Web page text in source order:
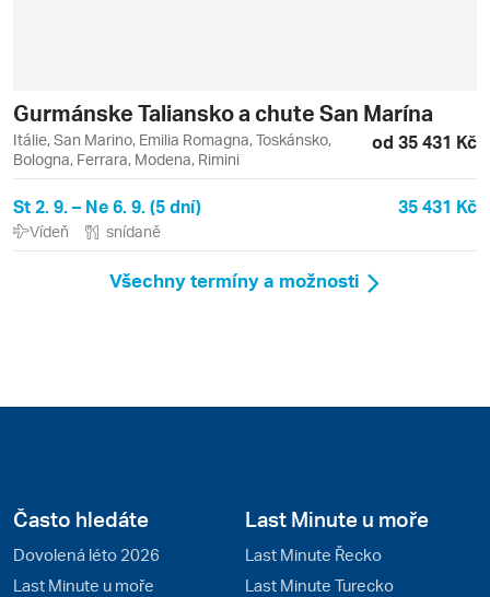
Gurmánske Taliansko a chute San Marína
Itálie, San Marino, Emilia Romagna, Toskánsko,
Bologna, Ferrara, Modena, Rimini
od 35 431 Kč
St 2. 9. – Ne 6. 9. (5 dní) 35 431 Kč
Vídeň snídaně
Všechny termíny a možnosti
Často hledáte
Dovolená léto 2026
Last Minute u moře
Last Minute u moře
Last Minute Řecko
Last Minute Turecko